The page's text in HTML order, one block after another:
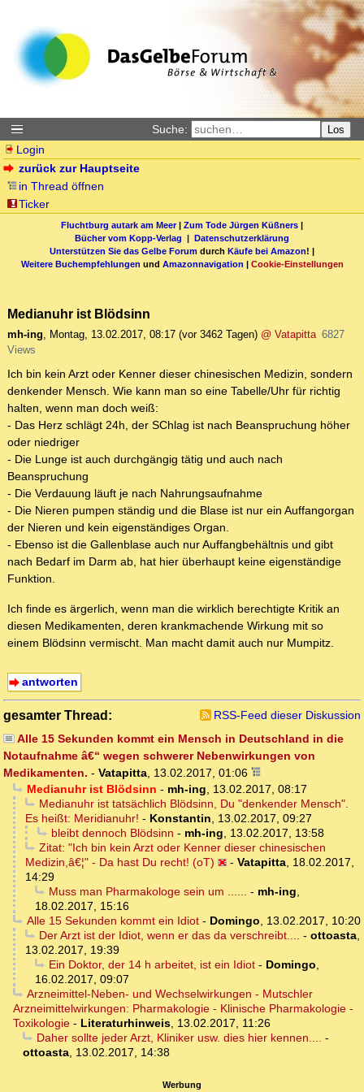
Suche: Los
Login
zurück zur Hauptseite
in Thread öffnen
Ticker
Fluchtburg autark am Meer| Zum Tode Jürgen Küßners |
Bücher vom Kopp-Verlag | Datenschutzerklärung
Unterstützen Sie das Gelbe Forum durch Käufe bei Amazon! |
Weitere Buchempfehlungen und Amazonnavigation | Cookie-Einstellungen
Medianuhr ist Blödsinn
mh-ing, Montag, 13.02.2017, 08:17 (vor 3462 Tagen) @ Vatapitta 6827
Views
Ich bin kein Arzt oder Kenner dieser chinesischen Medizin, sondern
denkender Mensch. Wie kann man so eine Tabelle/Uhr für richtig
halten, wenn man doch weiß:
- Das Herz schlägt 24h, der SChlag ist nach Beanspruchung höher
oder niedriger
- Die Lunge ist auch durchgängig tätig und auch nach
Beanspruchung
- Die Verdauung läuft je nach Nahrungsaufnahme
- Die Nieren pumpen ständig und die Blase ist nur ein Auffangorgan
der Nieren und kein eigenständiges Organ.
- Ebenso ist die Gallenblase auch nur Auffangbehältnis und gibt
nach Bedarf im Darm ab, hat hier überhaupt keine eigenständige
Funktion.
Ich finde es ärgerlich, wenn man die wirklich berechtigte Kritik an
diesen Medikamenten, deren krankmachende Wirkung mit so
einem Blödsinn vermischt. Man macht damit auch nur Mumpitz.
antworten
gesamter Thread:
RSS-Feed dieser Diskussion
Alle 15 Sekunden kommt ein Mensch in Deutschland in die
Notaufnahme â€“ wegen schwerer Nebenwirkungen von
Medikamenten. - Vatapitta, 13.02.2017, 01:06
Medianuhr ist Blödsinn - mh-ing, 13.02.2017, 08:17
Medianuhr ist tatsächlich Blödsinn, Du "denkender Mensch".
Es heißt: Meridianuhr! - Konstantin, 13.02.2017, 09:27
bleibt dennoch Blödsinn - mh-ing, 13.02.2017, 13:58
Zitat: "Ich bin kein Arzt oder Kenner dieser chinesischen
Medizin,â€¦" - Da hast Du recht! (oT)
- Vatapitta, 18.02.2017,
14:29
Muss man Pharmakologe sein um ...... - mh-ing,
18.02.2017, 15:16
Alle 15 Sekunden kommt ein Idiot- Domingo, 13.02.2017, 10:20
Der Arzt ist der Idiot, wenn er das da verschreibt.... - ottoasta,
13.02.2017, 19:39
Ein Doktor, der 14 h arbeitet, ist ein Idiot- Domingo,
16.02.2017, 09:07
Arzneimittel-Neben- und Wechselwirkungen - Mutschler
Arzneimittelwirkungen: Pharmakologie - Klinische Pharmakologie -
Toxikologie - Literaturhinweis, 13.02.2017, 11:26
Daher sollte jeder Arzt, Kliniker usw. dies hier kennen.... -
ottoasta, 13.02.2017, 14:38
Werbung